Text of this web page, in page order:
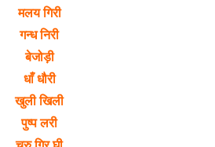
मलय गिरी
गन्ध निरी
बेजोड़ी
धाँ धौरी
खुली खिली
पुष्प लरी